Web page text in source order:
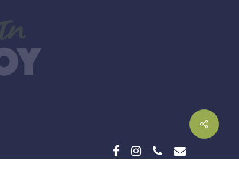
facebookinstagramphoneemail